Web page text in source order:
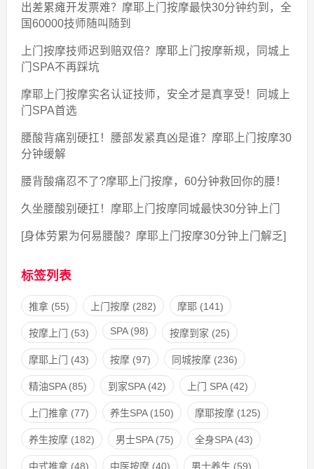
出差累瘫开发票难？摩耶上门按摩最快30分钟约到，全
国60000技师随叫随到
上门按摩技师迟到赔双倍？摩耶上门按摩新规，同城上
门SPA不再踩坑
摩耶上门按摩实名认证技师，安全才是真享受！同城上
门SPA首选
腰酸背痛别硬扛！腰部发紧真凶是谁？摩耶上门按摩30
分钟缓解
腰背酸痛忍不了?摩耶上门按摩，60分钟救回你的腰！
久坐腰酸别硬扛！摩耶上门按摩同城最快30分钟上门
[身体劳累为何易腰酸？摩耶上门按摩30分钟上门解乏]
标签列表
推拿(55) 上门按摩(282) 摩耶(141)
按摩上门 (53) SPA(98) 按摩到家 (25)
摩耶上门 (43) 按摩(97) 同城按摩(236)
精油SPA(85) 到家SPA(42) 上门 SPA(42)
上门推拿(77) 养生SPA(150) 摩耶按摩(125)
养生按摩(182) 男士SPA(75) 全身SPA(43)
中式推拿(48) 中医按摩(40) 男士养生 (59)